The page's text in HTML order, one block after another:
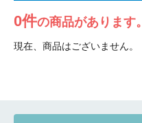
0件の商品があります。
現在、商品はございません。